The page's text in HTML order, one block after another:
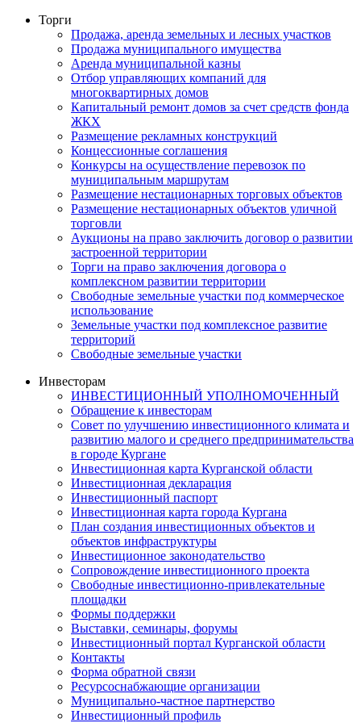
Торги
Продажа, аренда земельных и лесных участков
Продажа муниципального имущества
Аренда муниципальной казны
Отбор управляющих компаний для
многоквартирных домов
Капитальный ремонт домов за счет средств фонда
ЖКХ
Размещение рекламных конструкций
Концессионные соглашения
Конкурсы на осуществление перевозок по
муниципальным маршрутам
Размещение нестационарных торговых объектов
Размещение нестационарных объектов уличной
торговли
Аукционы на право заключить договор о развитии
застроенной территории
Торги на право заключения договора о
комплексном развитии территории
Свободные земельные участки под коммерческое
использование
Земельные участки под комплексное развитие
территорий
Свободные земельные участки
Инвесторам
ИНВЕСТИЦИОННЫЙ УПОЛНОМОЧЕННЫЙ
Обращение к инвесторам
Совет по улучшению инвестиционного климата и
развитию малого и среднего предпринимательства
в городе Кургане
Инвестиционная карта Курганской области
Инвестиционная декларация
Инвестиционный паспорт
Инвестиционная карта города Кургана
План создания инвестиционных объектов и
объектов инфраструктуры
Инвестиционное законодательство
Сопровождение инвестиционного проекта
Свободные инвестиционно-привлекательные
площадки
Формы поддержки
Выставки, семинары, форумы
Инвестиционный портал Курганской области
Контакты
Форма обратной связи
Ресурсоснабжающие организации
Муниципально-частное партнерство
Инвестиционный профиль